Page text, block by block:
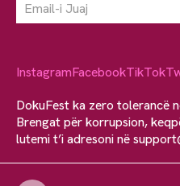
InstagramFacebookTikTok
DokuFest ka zero tolerancë
Brengat për korrupsion,
lutemi t’i adresoni në